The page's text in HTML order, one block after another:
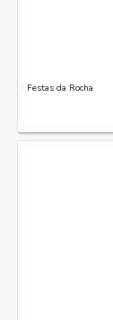
Festas da Rocha